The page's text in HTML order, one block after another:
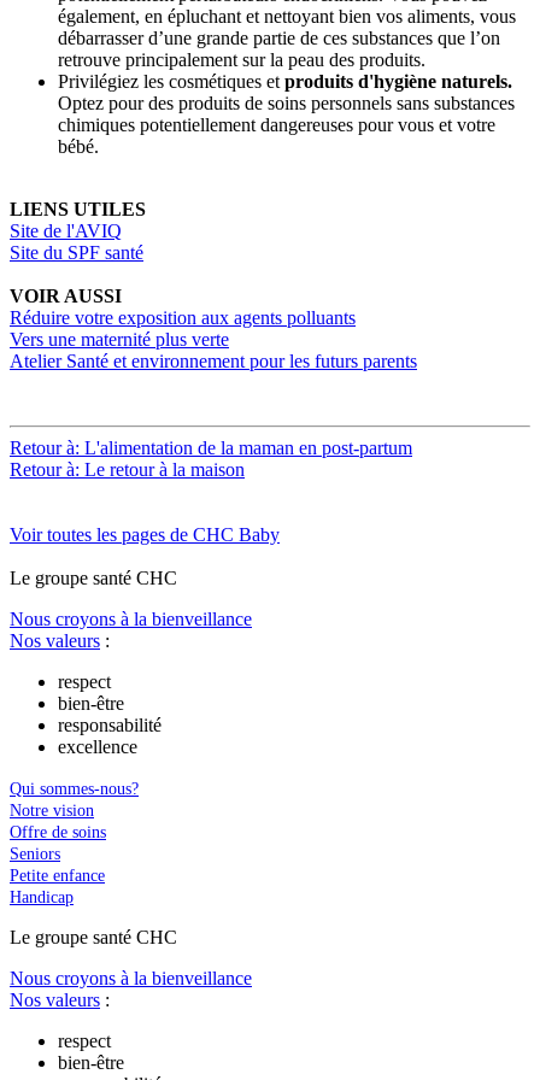
également, en épluchant et nettoyant bien vos aliments, vous
débarrasser d’une grande partie de ces substances que l’on
retrouve principalement sur la peau des produits.
Privilégiez les cosmétiques etproduits d'hygiène naturels.
Optez pour des produits de soins personnels sans substances
chimiques potentiellement dangereuses pour vous et votre
bébé.
LIENS UTILES
Site de l'AVIQ
Site du SPF santé
VOIR AUSSI
Réduire votre exposition aux agents polluants
Vers une maternité plus verte
Atelier Santé et environnement pour les futurs parents
Retour à: L'alimentation de la maman en post-partum
Retour à: Le retour à la maison
Voir toutes les pages de CHC Baby
Le groupe santé CHC
Nous croyons à la bienveillance
Nos valeurs :
respect
bien-être
responsabilité
excellence
Qui sommes-nous?
Notre vision
Offre de soins
Seniors
Petite enfance
Handicap
Le groupe santé CHC
Nous croyons à la bienveillance
Nos valeurs :
respect
bien-être